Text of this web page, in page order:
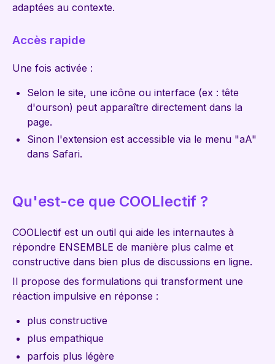
adaptées au contexte.
Accès rapide
Une fois activée :
Selon le site, une icône ou interface (ex : tête
d'ourson) peut apparaître directement dans la
page.
Sinon l'extension est accessible via le menu "aA"
dans Safari.
Qu'est-ce que COOLlectif ?
COOLlectif est un outil qui aide les internautes à
répondre ENSEMBLE de manière plus calme et
constructive dans bien plus de discussions en ligne.
Il propose des formulations qui transforment une
réaction impulsive en réponse :
plus constructive
plus empathique
parfois plus légère